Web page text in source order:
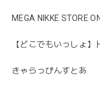
MEGA NIKKE STORE
【どこでもいっしょ
きゃらっぴんすとあ